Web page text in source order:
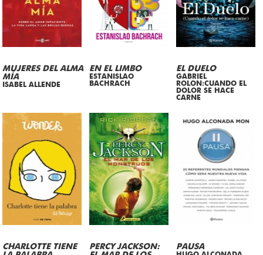
MUJERES DEL ALMA
MÍA
ISABEL ALLENDE
EN EL LIMBO
ESTANISLAO
BACHRACH
EL DUELO
GABRIEL
ROLON:CUANDO EL
DOLOR SE HACE
CARNE
CHARLOTTE TIENE
PERCY JACKSON:
PAUSA